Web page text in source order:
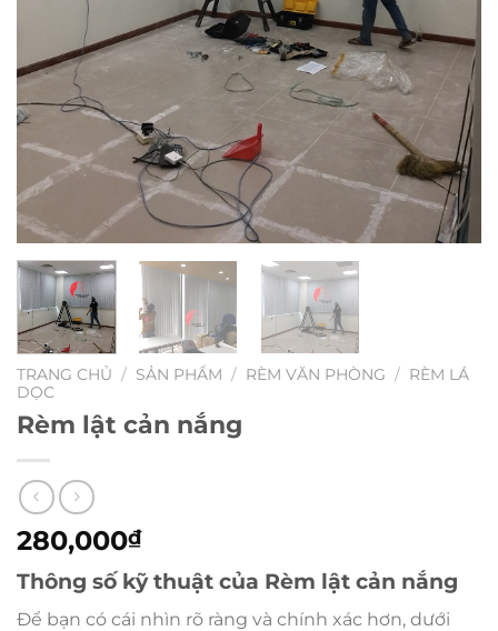
TRANG CHỦ / SẢN PHẨM / RÈM VĂN PHÒNG / RÈM LÁ
DỌC
Rèm lật cản nắng
280,000₫
Thông số kỹ thuật của Rèm lật cản nắng
Để bạn có cái nhìn rõ ràng và chính xác hơn, dưới